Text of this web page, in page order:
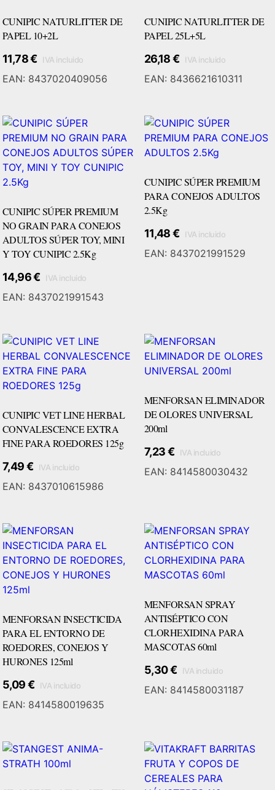
CUNIPIC NATURLITTER DE
PAPEL 10+2L
11,78€ IVA incluido
EAN: 8437020409056
CUNIPIC NATURLITTER DE
PAPEL 25L+5L
26,18€ IVA incluido
EAN: 8436621610311
CUNIPIC SÚPER PREMIUM
NO GRAIN PARA CONEJOS
ADULTOS SÚPER TOY, MINI
Y TOY CUNIPIC 2.5Kg
14,96€ IVA incluido
EAN: 8437021991543
CUNIPIC SÚPER PREMIUM
PARA CONEJOS ADULTOS
2.5Kg
11,48€ IVA incluido
EAN: 8437021991529
Añadir Al Carrito
CUNIPIC VET LINE HERBAL
CONVALESCENCE EXTRA
FINE PARA ROEDORES 125g
7,49€ IVA incluido
EAN: 8437010615986
MENFORSAN ELIMINADOR
DE OLORES UNIVERSAL
200ml
7,23€ IVA incluido
EAN: 8414580030432
MENFORSAN INSECTICIDA
PARA EL ENTORNO DE
ROEDORES, CONEJOS Y
HURONES 125ml
5,09€ IVA incluido
EAN: 8414580019635
MENFORSAN SPRAY
ANTISÉPTICO CON
CLORHEXIDINA PARA
MASCOTAS 60ml
5,30€ IVA incluido
EAN: 8414580031187